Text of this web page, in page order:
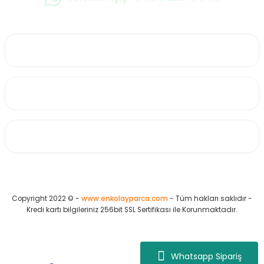
Whatsapp Sipariş
Copyright 2022 © - www.enkolayparca.com - Tüm hakları saklıdır -
Kredi kartı bilgileriniz 256bit SSL Sertifikası ile Korunmaktadır.